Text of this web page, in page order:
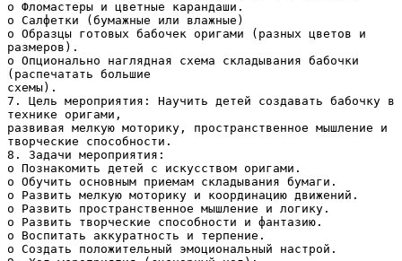
o Фломастеры и цветные карандаши.
o Салфетки (бумажные или влажные)
o Образцы готовых бабочек оригами (разных цветов и
размеров).
o Опционально наглядная схема складывания бабочки
(распечатать большие
схемы).
7. Цель мероприятия: Научить детей создавать бабочку в
технике оригами,
развивая мелкую моторику, пространственное мышление и
творческие способности.
8. Задачи мероприятия:
o Познакомить детей с искусством оригами.
o Обучить основным приемам складывания бумаги.
o Развить мелкую моторику и координацию движений.
o Развить пространственное мышление и логику.
o Развить творческие способности и фантазию.
o Воспитать аккуратность и терпение.
o Создать положительный эмоциональный настрой.